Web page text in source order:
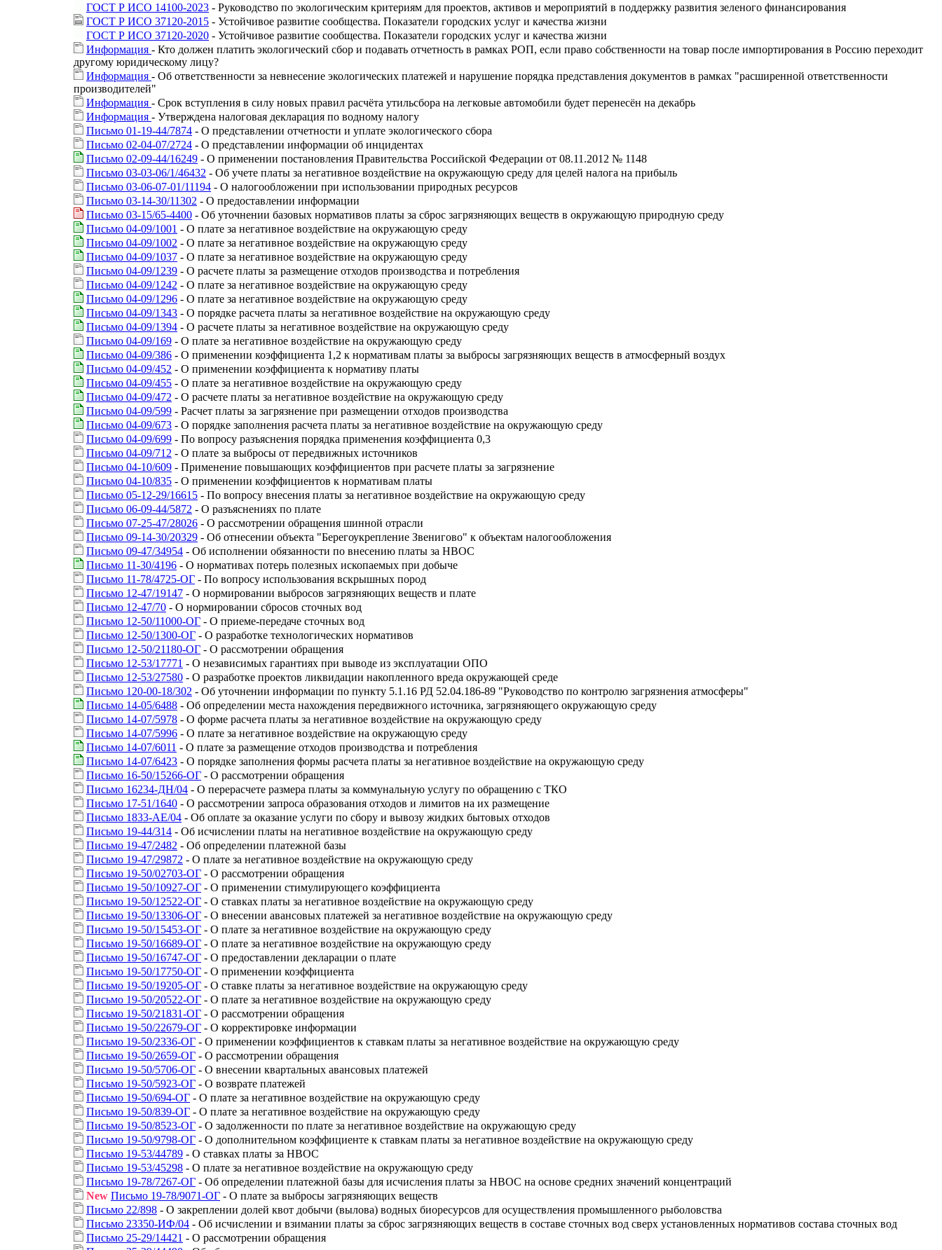
ГОСТ Р ИСО 14100-2023 - Руководство по экологическим критериям для проектов, активов и мероприятий в поддержку развития зеленого финансирования
ГОСТ Р ИСО 37120-2015 - Устойчивое развитие сообщества. Показатели городских услуг и качества жизни
ГОСТ Р ИСО 37120-2020 - Устойчивое развитие сообщества. Показатели городских услуг и качества жизни
Информация - Кто должен платить экологический сбор и подавать отчетность в рамках РОП, если право собственности на товар после импортирования в Россию переходит
другому юридическому лицу?
Информация - Об ответственности за невнесение экологических платежей и нарушение порядка представления документов в рамках "расширенной ответственности
производителей"
Информация - Срок вступления в силу новых правил расчёта утильсбора на легковые автомобили будет перенесён на декабрь
Информация - Утверждена налоговая декларация по водному налогу
Письмо 01-19-44/7874 - О представлении отчетности и уплате экологического сбора
Письмо 02-04-07/2724 - О представлении информации об инцидентах
Письмо 02-09-44/16249 - О применении постановления Правительства Российской Федерации от 08.11.2012 № 1148
Письмо 03-03-06/1/46432 - Об учете платы за негативное воздействие на окружающую среду для целей налога на прибыль
Письмо 03-06-07-01/11194 - О налогообложении при использовании природных ресурсов
Письмо 03-14-30/11302 - О предоставлении информации
Письмо 03-15/65-4400 - Об уточнении базовых нормативов платы за сброс загрязняющих веществ в окружающую природную среду
Письмо 04-09/1001 - О плате за негативное воздействие на окружающую среду
Письмо 04-09/1002 - О плате за негативное воздействие на окружающую среду
Письмо 04-09/1037 - О плате за негативное воздействие на окружающую среду
Письмо 04-09/1239 - О расчете платы за размещение отходов производства и потребления
Письмо 04-09/1242 - О плате за негативное воздействие на окружающую среду
Письмо 04-09/1296 - О плате за негативное воздействие на окружающую среду
Письмо 04-09/1343 - О порядке расчета платы за негативное воздействие на окружающую среду
Письмо 04-09/1394 - О расчете платы за негативное воздействие на окружающую среду
Письмо 04-09/169 - О плате за негативное воздействие на окружающую среду
Письмо 04-09/386 - О применении коэффициента 1,2 к нормативам платы за выбросы загрязняющих веществ в атмосферный воздух
Письмо 04-09/452 - О применении коэффициента к нормативу платы
Письмо 04-09/455 - О плате за негативное воздействие на окружающую среду
Письмо 04-09/472 - О расчете платы за негативное воздействие на окружающую среду
Письмо 04-09/599 - Расчет платы за загрязнение при размещении отходов производства
Письмо 04-09/673 - О порядке заполнения расчета платы за негативное воздействие на окружающую среду
Письмо 04-09/699 - По вопросу разъяснения порядка применения коэффициента 0,3
Письмо 04-09/712 - О плате за выбросы от передвижных источников
Письмо 04-10/609 - Применение повышающих коэффициентов при расчете платы за загрязнение
Письмо 04-10/835 - О применении коэффициентов к нормативам платы
Письмо 05-12-29/16615 - По вопросу внесения платы за негативное воздействие на окружающую среду
Письмо 06-09-44/5872 - О разъяснениях по плате
Письмо 07-25-47/28026 - О рассмотрении обращения шинной отрасли
Письмо 09-14-30/20329 - Об отнесении объекта "Берегоукрепление Звенигово" к объектам налогообложения
Письмо 09-47/34954 - Об исполнении обязанности по внесению платы за НВОС
Письмо 11-30/4196 - О нормативах потерь полезных ископаемых при добыче
Письмо 11-78/4725-ОГ - По вопросу использования вскрышных пород
Письмо 12-47/19147 - О нормировании выбросов загрязняющих веществ и плате
Письмо 12-47/70 - О нормировании сбросов сточных вод
Письмо 12-50/11000-ОГ - О приеме-передаче сточных вод
Письмо 12-50/1300-ОГ - О разработке технологических нормативов
Письмо 12-50/21180-ОГ - О рассмотрении обращения
Письмо 12-53/17771 - О независимых гарантиях при выводе из эксплуатации ОПО
Письмо 12-53/27580 - О разработке проектов ликвидации накопленного вреда окружающей среде
Письмо 120-00-18/302 - Об уточнении информации по пункту 5.1.16 РД 52.04.186-89 "Руководство по контролю загрязнения атмосферы"
Письмо 14-05/6488 - Об определении места нахождения передвижного источника, загрязняющего окружающую среду
Письмо 14-07/5978 - О форме расчета платы за негативное воздействие на окружающую среду
Письмо 14-07/5996 - О плате за негативное воздействие на окружающую среду
Письмо 14-07/6011 - О плате за размещение отходов производства и потребления
Письмо 14-07/6423 - О порядке заполнения формы расчета платы за негативное воздействие на окружающую среду
Письмо 16-50/15266-ОГ - О рассмотрении обращения
Письмо 16234-ДН/04 - О перерасчете размера платы за коммунальную услугу по обращению с ТКО
Письмо 17-51/1640 - О рассмотрении запроса образования отходов и лимитов на их размещение
Письмо 1833-АЕ/04 - Об оплате за оказание услуги по сбору и вывозу жидких бытовых отходов
Письмо 19-44/314 - Об исчислении платы на негативное воздействие на окружающую среду
Письмо 19-47/2482 - Об определении платежной базы
Письмо 19-47/29872 - О плате за негативное воздействие на окружающую среду
Письмо 19-50/02703-ОГ - О рассмотрении обращения
Письмо 19-50/10927-ОГ - О применении стимулирующего коэффициента
Письмо 19-50/12522-ОГ - О ставках платы за негативное воздействие на окружающую среду
Письмо 19-50/13306-ОГ - О внесении авансовых платежей за негативное воздействие на окружающую среду
Письмо 19-50/15453-ОГ - О плате за негативное воздействие на окружающую среду
Письмо 19-50/16689-ОГ - О плате за негативное воздействие на окружающую среду
Письмо 19-50/16747-ОГ - О предоставлении декларации о плате
Письмо 19-50/17750-ОГ - О применении коэффициента
Письмо 19-50/19205-ОГ - О ставке платы за негативное воздействие на окружающую среду
Письмо 19-50/20522-ОГ - О плате за негативное воздействие на окружающую среду
Письмо 19-50/21831-ОГ - О рассмотрении обращения
Письмо 19-50/22679-ОГ - О корректировке информации
Письмо 19-50/2336-ОГ - О применении коэффициентов к ставкам платы за негативное воздействие на окружающую среду
Письмо 19-50/2659-ОГ - О рассмотрении обращения
Письмо 19-50/5706-ОГ - О внесении квартальных авансовых платежей
Письмо 19-50/5923-ОГ - О возврате платежей
Письмо 19-50/694-ОГ - О плате за негативное воздействие на окружающую среду
Письмо 19-50/839-ОГ - О плате за негативное воздействие на окружающую среду
Письмо 19-50/8523-ОГ - О задолженности по плате за негативное воздействие на окружающую среду
Письмо 19-50/9798-ОГ - О дополнительном коэффициенте к ставкам платы за негативное воздействие на окружающую среду
Письмо 19-53/44789 - О ставках платы за НВОС
Письмо 19-53/45298 - О плате за негативное воздействие на окружающую среду
Письмо 19-78/7267-ОГ - Об определении платежной базы для исчисления платы за НВОС на основе средних значений концентраций
New Письмо 19-78/9071-ОГ - О плате за выбросы загрязняющих веществ
Письмо 22/898 - О закреплении долей квот добычи (вылова) водных биоресурсов для осуществления промышленного рыболовства
Письмо 23350-ИФ/04 - Об исчислении и взимании платы за сброс загрязняющих веществ в составе сточных вод сверх установленных нормативов состава сточных вод
Письмо 25-29/14421 - О рассмотрении обращения